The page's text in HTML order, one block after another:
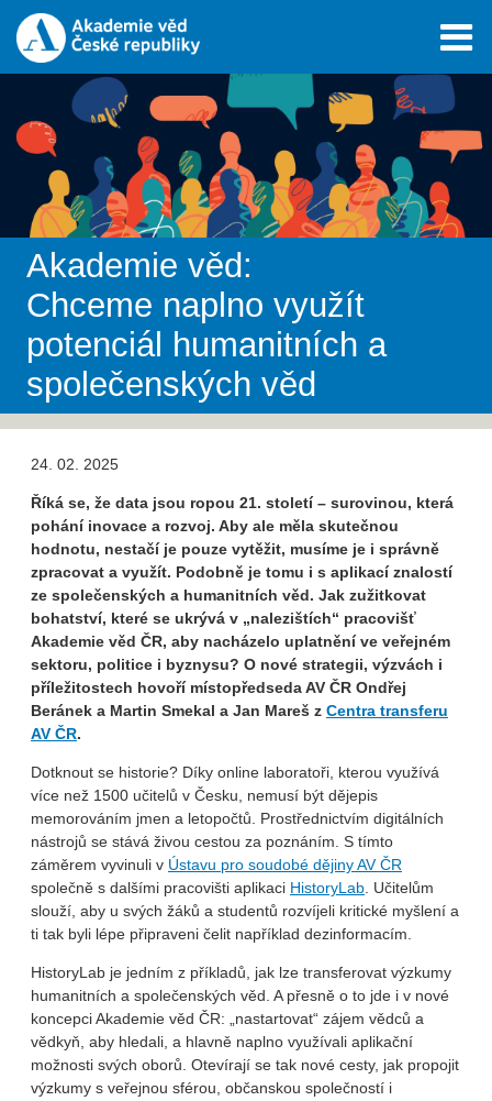
Akademie věd:
Chceme naplno využít
potenciál humanitních a
společenských věd
24. 02. 2025
Říká se, že data jsou ropou 21. století – surovinou, která
pohání inovace a rozvoj. Aby ale měla skutečnou
hodnotu, nestačí je pouze vytěžit, musíme je i správně
zpracovat a využít. Podobně je tomu i s aplikací znalostí
ze společenských a humanitních věd. Jak zužitkovat
bohatství, které se ukrývá v „nalezištích“ pracovišť
Akademie věd ČR, aby nacházelo uplatnění ve veřejném
sektoru, politice i byznysu? O nové strategii, výzvách i
příležitostech hovoří místopředseda AV ČR Ondřej
Beránek a Martin Smekal a Jan Mareš z Centra transferu
AV ČR.
Dotknout se historie? Díky online laboratoři, kterou využívá
více než 1500 učitelů v Česku, nemusí být dějepis
memorováním jmen a letopočtů. Prostřednictvím digitálních
nástrojů se stává živou cestou za poznáním. S tímto
záměrem vyvinuli v Ústavu pro soudobé dějiny AV ČR
společně s dalšími pracovišti aplikaci HistoryLab. Učitelům
slouží, aby u svých žáků a studentů rozvíjeli kritické myšlení a
ti tak byli lépe připraveni čelit například dezinformacím.
HistoryLab je jedním z příkladů, jak lze transferovat výzkumy
humanitních a společenských věd. A přesně o to jde i v nové
koncepci Akademie věd ČR: „nastartovat“ zájem vědců a
vědkyň, aby hledali, a hlavně naplno využívali aplikační
možnosti svých oborů. Otevírají se tak nové cesty, jak propojit
výzkumy s veřejnou sférou, občanskou společností i